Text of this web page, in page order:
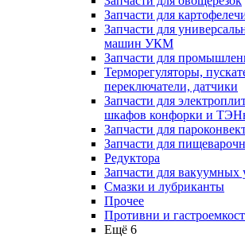
Запчасти для
Запчасти для
машин УКМ
Запчасти для
Терморегуляторы,
переключатели, датчики
Запчасти для
шкафов конфорки и
Запчасти для
Запчасти для
Редуктора
Запчасти для вакуумных
Смазки и лубриканты
Прочее
Противни и
Ещё 6